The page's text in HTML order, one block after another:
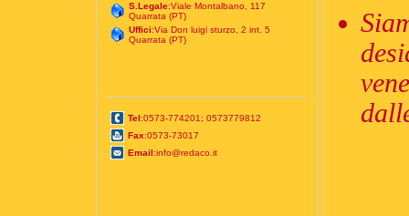
S.Legale:Viale Montalbano, 117
Quarrata (PT)
Uffici:Via Don luigi sturzo, 2 int. 5
Quarrata (PT)
Tel:0573-774201; 0573779812
Fax:0573-73017
Email:info@redaco.it